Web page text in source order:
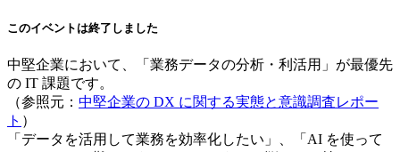
このイベントは終了しました
中堅企業において、「業務データの分析・利活用」が最優先
の IT 課題です。
（参照元： 中堅企業の DX に関する実態と意識調査レポー
ト ）
「データを活用して業務を効率化したい」、「AI を使って